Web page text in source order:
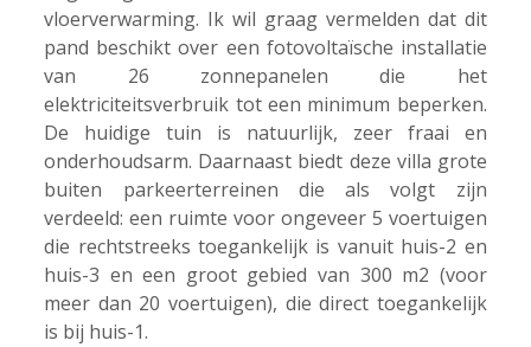
vloerverwarming. Ik wil graag vermelden dat dit
pand beschikt over een fotovoltaïsche installatie
van 26 zonnepanelen die het
elektriciteitsverbruik tot een minimum beperken.
De huidige tuin is natuurlijk, zeer fraai en
onderhoudsarm. Daarnaast biedt deze villa grote
buiten parkeerterreinen die als volgt zijn
verdeeld: een ruimte voor ongeveer 5 voertuigen
die rechtstreeks toegankelijk is vanuit huis-2 en
huis-3 en een groot gebied van 300 m2 (voor
meer dan 20 voertuigen), die direct toegankelijk
is bij huis-1.